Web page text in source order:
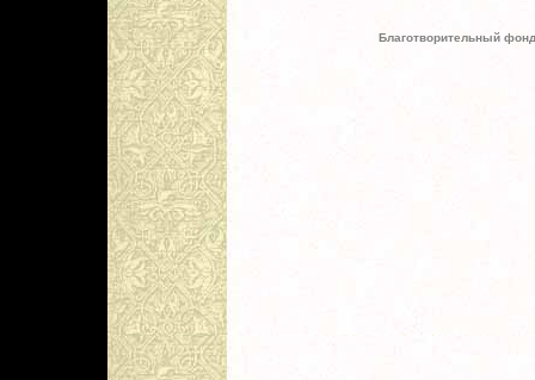
Благотворительный